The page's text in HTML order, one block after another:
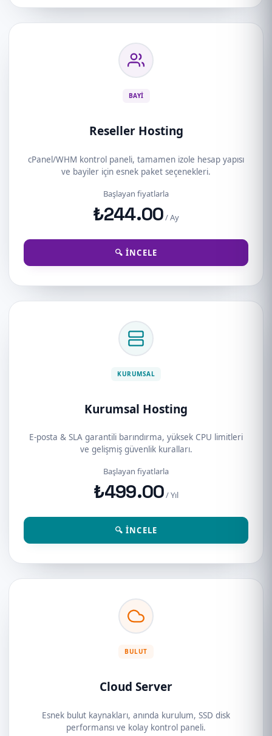
BAYI
Reseller Hosting
cPanel/WHM kontrol paneli, tamamen izole hesap yapısı
ve bayiler için esnek paket seçenekleri.
Başlayan fiyatlarla
₺244.00/ Ay
🔍 İNCELE
KURUMSAL
Kurumsal Hosting
E-posta & SLA garantili barındırma, yüksek CPU limitleri
ve gelişmiş güvenlik kuralları.
Başlayan fiyatlarla
₺499.00/ Yıl
🔍 İNCELE
BULUT
Cloud Server
Esnek bulut kaynakları, anında kurulum, SSD disk
performansı ve kolay kontrol paneli.